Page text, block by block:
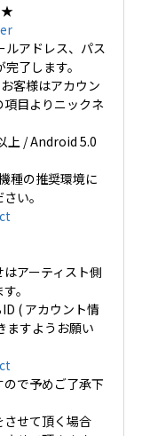
★
ルアドレス、パス
了します。
客様はアカウン
目よりニックネ
上 / Android 5.0
種の推奨環境に
い。
アーティスト側
。
( アカウント情
ますようお願い
で予めご了承下
せて頂く場合